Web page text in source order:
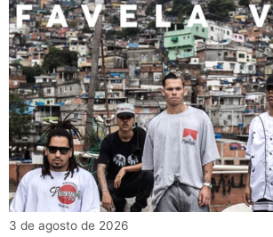
3 de agosto de 2026